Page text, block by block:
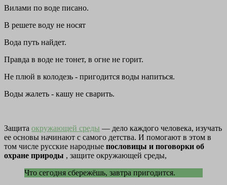
Вилами по воде писано.
В решете воду не носят
Вода путь найдет.
Правда в воде не тонет, в огне не горит.
Не плюй в колодезь - пригодится воды напиться.
Воды жалеть - кашу не сварить.
Защита окружающей среды — дело каждого человека, изучать
ее основы начинают с самого детства. И помогают в этом в
том числе русские народные пословицы и поговорки об
охране природы , защите окружающей среды,
Что сегодня сбережёшь, завтра пригодится.